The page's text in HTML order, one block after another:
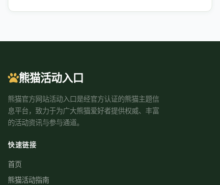
熊猫活动入口
熊猫官方网站活动入口是经官方认证的熊猫主题信
息平台，致力于为广大熊猫爱好者提供权威、丰富
的活动资讯与参与通道。
快速链接
首页
熊猫活动指南